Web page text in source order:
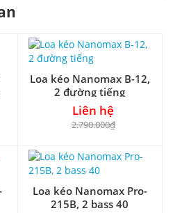
Loa kéo Nanomax B-12,
2 đường tiếng
Liên hệ
2.790.000₫
Loa kéo Nanomax Pro-
215B, 2 bass 40